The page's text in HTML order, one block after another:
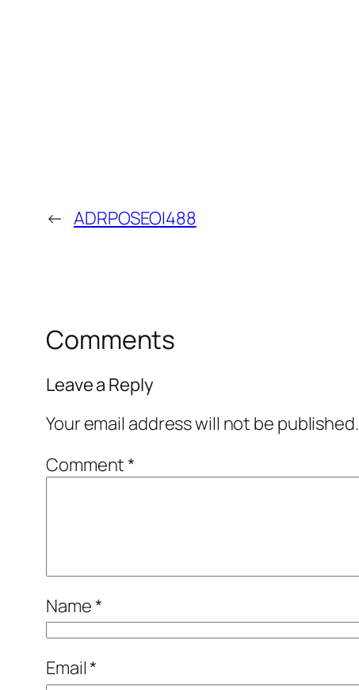
← ADRPOSEOI488
Comments
Leave a Reply
Your email address will not be published.
Comment*
Name*
Email*